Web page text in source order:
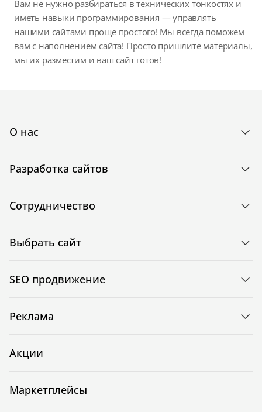
Вам не нужно разбираться в технических тонкостях и
иметь навыки программирования — управлять
нашими сайтами проще простого! Мы всегда поможем
вам с наполнением сайта! Просто пришлите материалы,
мы их разместим и ваш сайт готов!
О нас
Разработка сайтов
Сотрудничество
Выбрать сайт
SEO продвижение
Реклама
Акции
Маркетплейсы